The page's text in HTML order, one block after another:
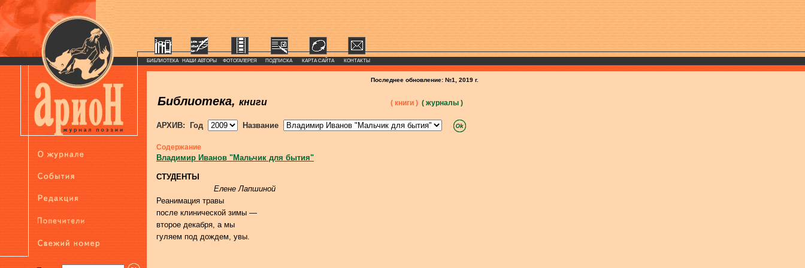
БИБЛИОТЕКА НАШИ АВТОРЫ ФОТОГАЛЕРЕЯ ПОДПИСКА КАРТА САЙТА КОНТАКТЫ
Последнее обновление: №1, 2019 г.
Библиотека, книги ( книги ) ( журналы )
АРХИВ: Год Название
Содержание
Владимир Иванов "Мальчик для бытия"
СТУДЕНТЫ
Елене Лапшиной
Реанимация травы
после клинической зимы —
второе декабря, а мы
гуляем под дождем, увы.